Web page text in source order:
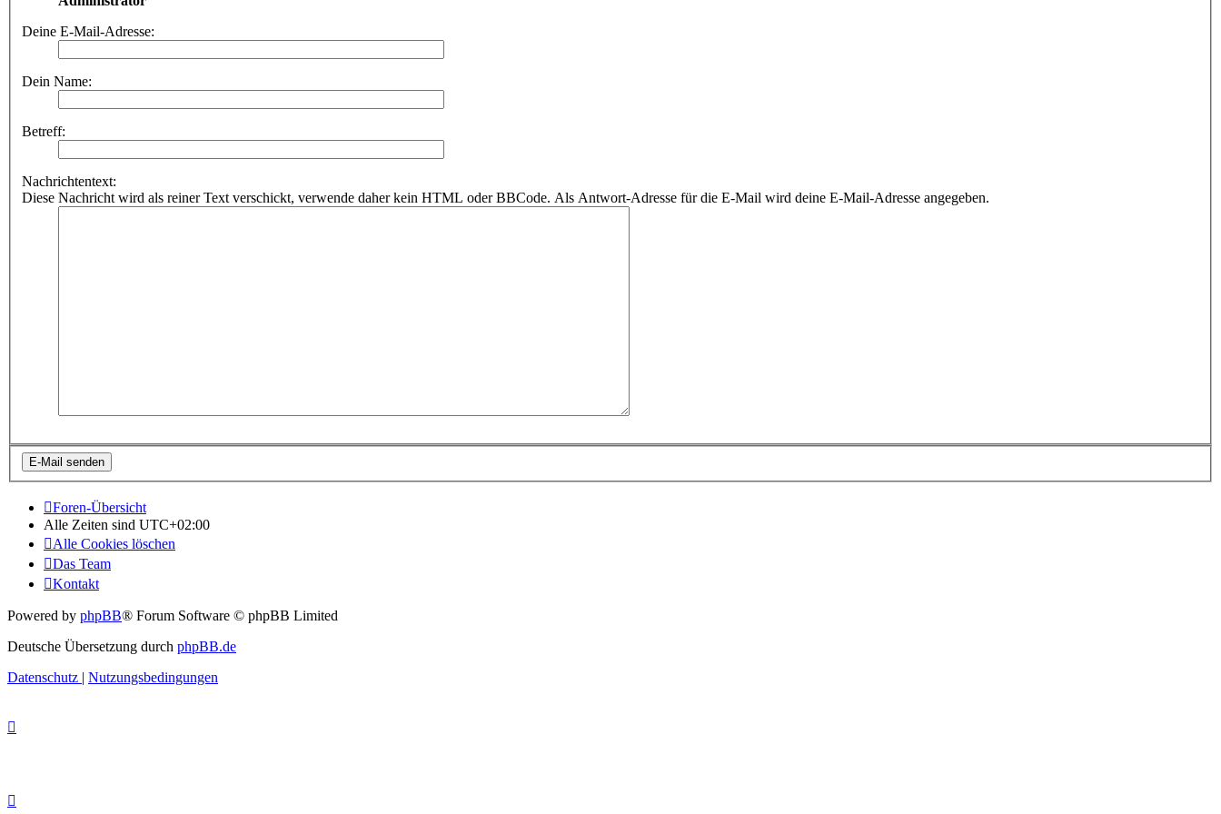
Deine E-Mail-Adresse:
Dein Name:
Betreff:
Nachrichtentext:
Diese Nachricht wird als reiner Text verschickt, verwende daher kein HTML oder BBCode. Als Antwort-Adresse für die E-Mail wird deine E-Mail-Adresse angegeben.
Foren-Übersicht
Alle Zeiten sind UTC+02:00
Alle Cookies löschen
Das Team
Kontakt
Powered by phpBB® Forum Software © phpBB Limited
Deutsche Übersetzung durch phpBB.de
Datenschutz | Nutzungsbedingungen